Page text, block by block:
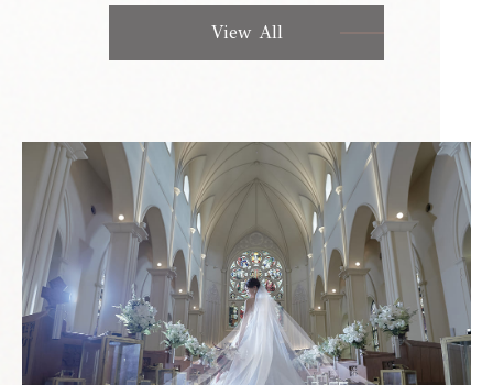
View All